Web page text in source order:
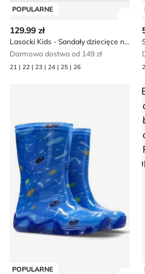
POPULARNE
129.99 zł
Lasocki Kids - Sandały dziecięce na lato
Darmowa dostwa od 149 zł
21 | 22 | 23 | 24 | 25 | 26
POPULARNE